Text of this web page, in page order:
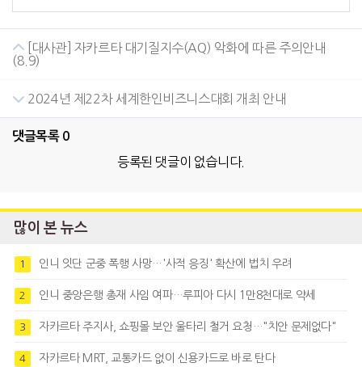
[대사관] 자카르타 대기질지수(AQ) 악화에 따른 주의안내
(8.9)
2024년 제22차 세계한인비즈니스대회 개최 안내
댓글목록 0
등록된 댓글이 없습니다.
많이 본 뉴스
1 인니 잇단 군중 폭행 사망…'사적 응징' 확산에 법치 우려
2 인니 중앙은행 총재 사임 여파…루피아 다시 1만8천대로 약세
3 자카르타 주지사, 쇼핑몰 보안 울타리 철거 요청…"치안 문제없다"
4 자카르타 MRT, 교통카드 없이 신용카드로 바로 탄다